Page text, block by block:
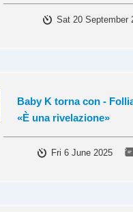
Sat 20 September
Baby K torna con -
«È una rivelazione»
Fri 6 June 2025